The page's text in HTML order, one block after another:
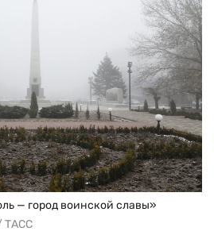
— город воинской славы»
ТАСС